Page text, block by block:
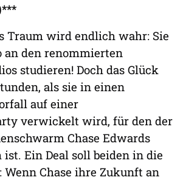
Traum wird endlich wahr: Sie
an den renommierten
studieren! Doch das Glück
als sie in einen
auf einer
verwickelt wird, für den der
Chase Edwards
Ein Deal soll beiden in die
Wenn Chase ihre Zukunft an